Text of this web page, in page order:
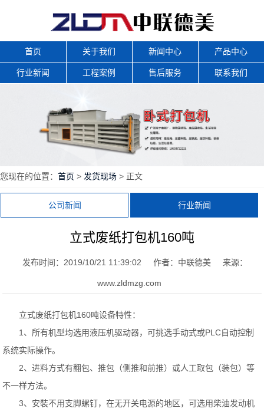
首页 关于我们 新闻中心 产品中心
行业新闻 工程案例 售后服务 联系我们
您现在的位置： 首页 > 发货现场 > 正文
公司新闻 行业新闻
立式废纸打包机160吨
发布时间：2019/10/21 11:39:02 作者：中联德美 来源：
www.zldmzg.com
立式废纸打包机160吨设备特性：
1、所有机型均选用液压机驱动器，可挑选手动式或PLC自动控制
系统实际操作。
2、进料方式有翻包、推包（侧推和前推）或人工取包（装包）等
不一样方法。
3、安裝不用支脚螺钉，在无开关电源的地区，可选用柴油发动机